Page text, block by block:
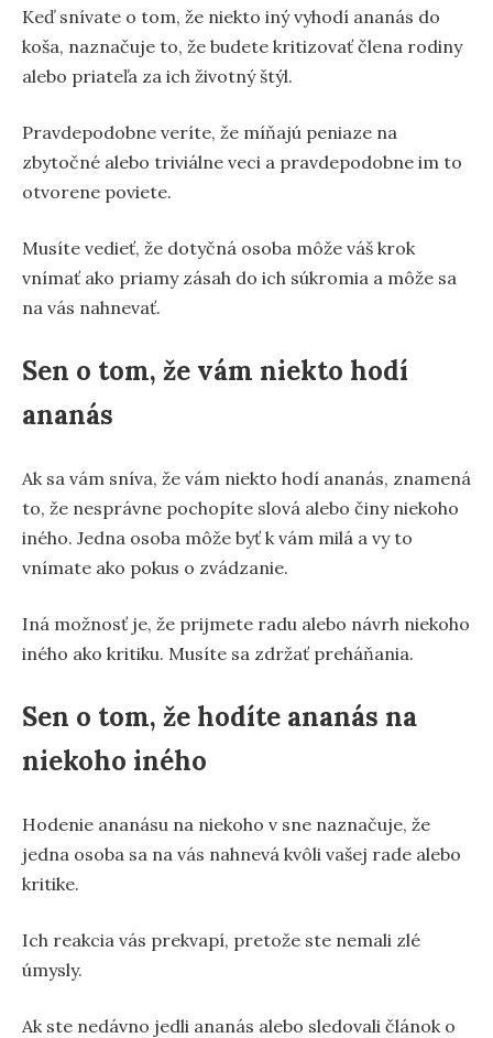
Keď snívate o tom, že niekto iný vyhodí ananás do
koša, naznačuje to, že budete kritizovať člena rodiny
alebo priateľa za ich životný štýl.
Pravdepodobne veríte, že míňajú peniaze na
zbytočné alebo triviálne veci a pravdepodobne im to
otvorene poviete.
Musíte vedieť, že dotyčná osoba môže váš krok
vnímať ako priamy zásah do ich súkromia a môže sa
na vás nahnevať.
Sen o tom, že vám niekto hodí
ananás
Ak sa vám sníva, že vám niekto hodí ananás, znamená
to, že nesprávne pochopíte slová alebo činy niekoho
iného. Jedna osoba môže byť k vám milá a vy to
vnímate ako pokus o zvádzanie.
Iná možnosť je, že prijmete radu alebo návrh niekoho
iného ako kritiku. Musíte sa zdržať preháňania.
Sen o tom, že hodíte ananás na
niekoho iného
Hodenie ananásu na niekoho v sne naznačuje, že
jedna osoba sa na vás nahnevá kvôli vašej rade alebo
kritike.
Ich reakcia vás prekvapí, pretože ste nemali zlé
úmysly.
Ak ste nedávno jedli ananás alebo sledovali článok o